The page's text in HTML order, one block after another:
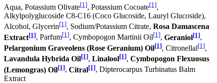
Aqua, Potassium Olivate[1], Potassium Cocoate[1],
Alkylpolyglucoside C8-C16 (Coco Glucoside, Lauryl Glucoside),
Alcohol, Glycerin[1], Sodium/Potassium Citrate, Rosa Damascena
Extract[1], Parfum[1], Cymbopogon Martinii Oil[1], Geraniol[1],
Pelargonium Graveolens (Rose Geranium) Oil[1], Citronellal[1],
Lavandula Hybrida Oil[1], Linalool[1], Cymbopogon Flexuosus
(Lemongras) Oil[1], Citral[1], Dipterocarpus Turbinatus Balm
Extract